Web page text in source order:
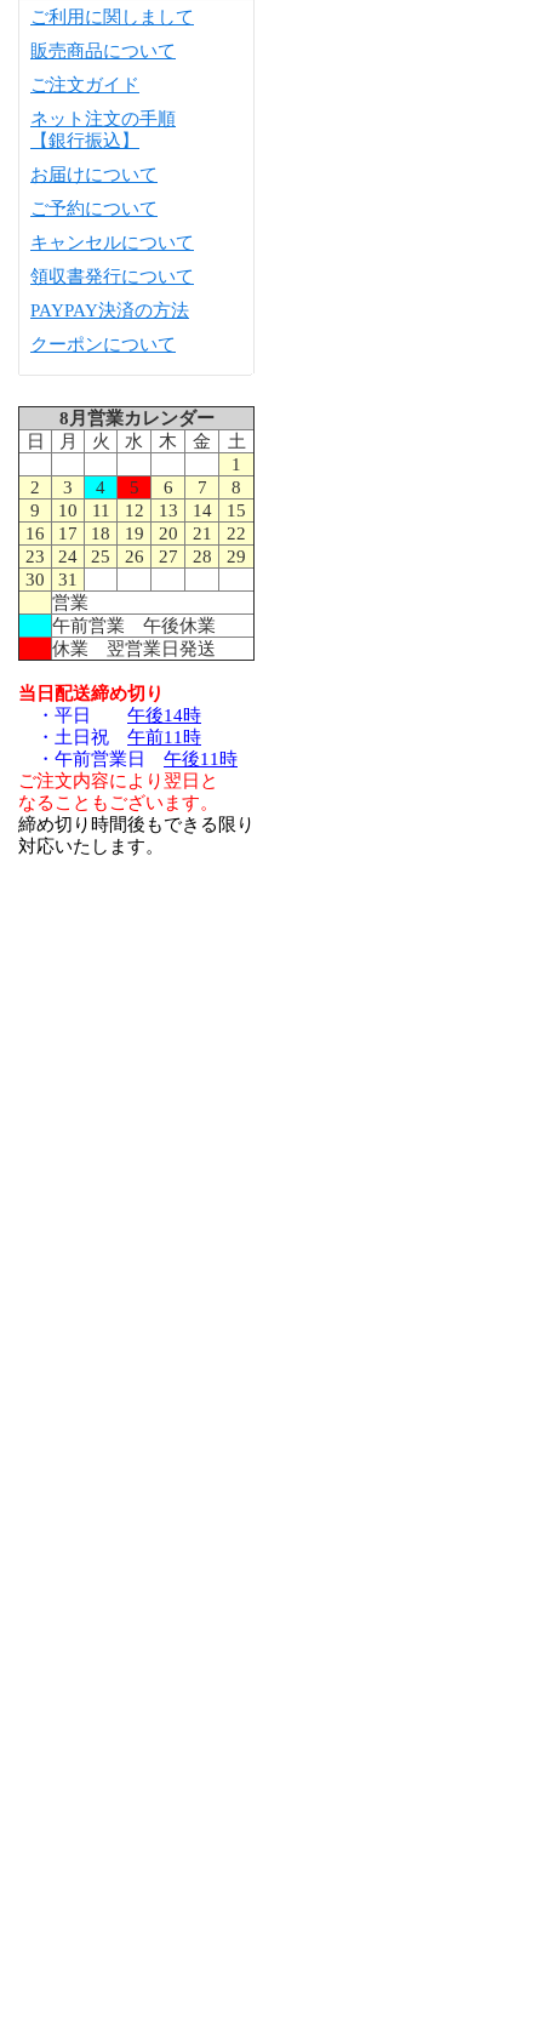
ご利用に関しまして
販売商品について
ご注文ガイド
ネット注文の手順
【銀行振込】
お届けについて
ご予約について
キャンセルについて
領収書発行について
PAYPAY決済の方法
クーポンについて
8月営業カレンダー
日
月 火 水 木 金
土
1
2
3 4 5 6 7
8
9
10 11 12 13 14
15
16
17 18 19 20 21
22
23
24 25 26 27 28
29
30
31
営業
午前営業 午後休業
休業 翌営業日発送
当日配送締め切り
・平日 午後14時
・土日祝 午前11時
・午前営業日 午後11時
ご注文内容により翌日と
なることもございます。
締め切り時間後もできる限り
対応いたします。